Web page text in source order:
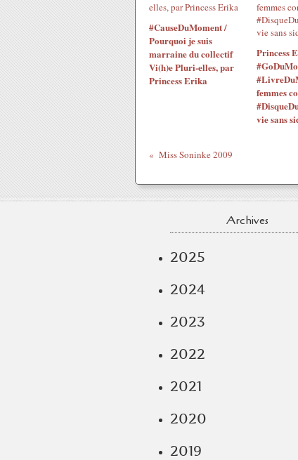
#CauseDuMoment /
Pourquoi je suis
marraine du collectif
Vi(h)e Pluri-elles, par
Princess Erika
Princess
femmes
vie sans
Miss Soninke 2009
Archives
2025
2024
2023
2022
2021
2020
2019